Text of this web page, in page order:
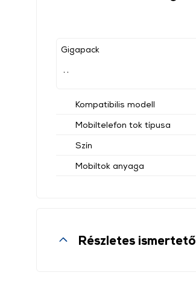
Gigapack
Kompatibilis modell
Mobiltelefon tok típusa
Szín
Mobiltok anyaga
Részletes ismertető